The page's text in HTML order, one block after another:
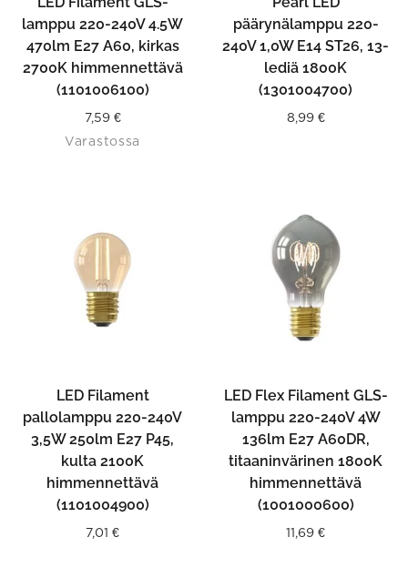
lamppu 220-240V 4.5W
470lm E27 A60, kirkas
2700K himmennettävä
(1101006100)
7,59 €
Varastossa
päärynälamppu 220-
240V 1,0W E14 ST26, 13-
lediä 1800K
(1301004700)
8,99 €
LED Filament
pallolamppu 220-240V
3,5W 250lm E27 P45,
kulta 2100K
himmennettävä
(1101004900)
7,01 €
LED Flex Filament GLS-
lamppu 220-240V 4W
136lm E27 A60DR,
titaaninvärinen 1800K
himmennettävä
(1001000600)
11,69 €